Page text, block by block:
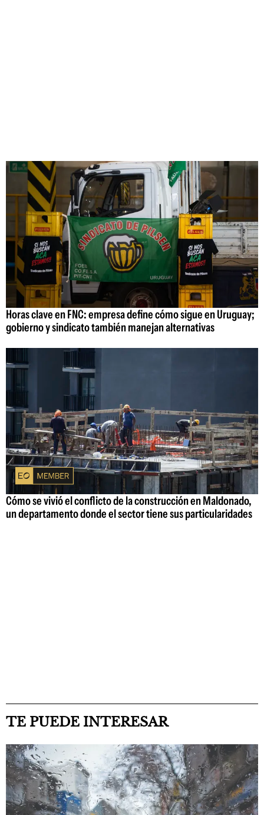
Horas clave en FNC: empresa define cómo sigue en Uruguay;
gobierno y sindicato también manejan alternativas
Cómo se vivió el conflicto de la construcción en Maldonado,
un departamento donde el sector tiene sus particularidades
TE PUEDE INTERESAR